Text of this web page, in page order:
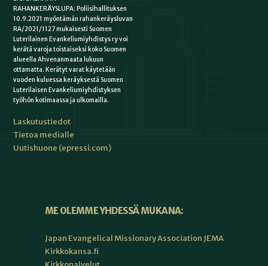
RAHANKERÄYSLUPA: Poliisihallituksen
10.9.2021 myöntämän rahankeräysluvan
RA/2021/1127 mukaisesti Suomen
Luterilainen Evankeliumiyhdistys ry voi
kerätä varoja toistaiseksi koko Suomen
alueella Ahvenanmaata lukuun
ottamatta. Kerätyt varat käytetään
vuoden kuluessa keräyksestä Suomen
Luterilaisen Evankeliumiyhdistyksen
työhön kotimaassa ja ulkomailla.
Laskutustiedot
Tietoa medialle
Uutishuone (epressi.com)
ME OLEMME YHDESSÄ MUKANA:
Japan Evangelical Missionary Association JEMA
Kirkkokansa.fi